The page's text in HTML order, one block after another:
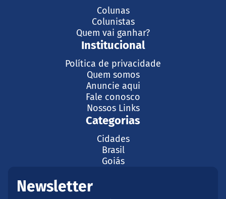
Colunas
Colunistas
Quem vai ganhar?
Institucional
Política de privacidade
Quem somos
Anuncie aqui
Fale conosco
Nossos Links
Categorias
Cidades
Brasil
Goiás
Newsletter